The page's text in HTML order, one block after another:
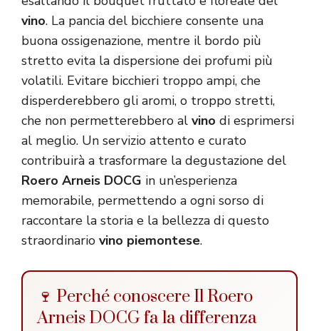
vino. La pancia del bicchiere consente una
buona ossigenazione, mentre il bordo più
stretto evita la dispersione dei profumi più
volatili. Evitare bicchieri troppo ampi, che
disperderebbero gli aromi, o troppo stretti,
che non permetterebbero al vino di esprimersi
al meglio. Un servizio attento e curato
contribuirà a trasformare la degustazione del
Roero Arneis DOCG in un’esperienza
memorabile, permettendo a ogni sorso di
raccontare la storia e la bellezza di questo
straordinario vino piemontese.
🍷 Perché conoscere Il Roero
Arneis DOCG fa la differenza